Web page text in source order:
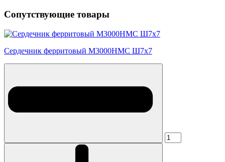
Сопутствующие товары
Сердечник ферритовый М3000НМС Ш7х7